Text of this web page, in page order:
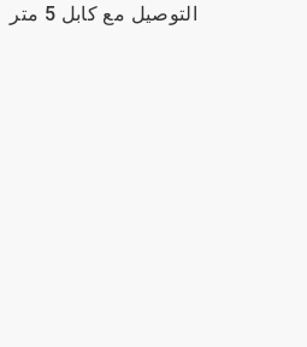
التوصيل مع كابل 5 متر